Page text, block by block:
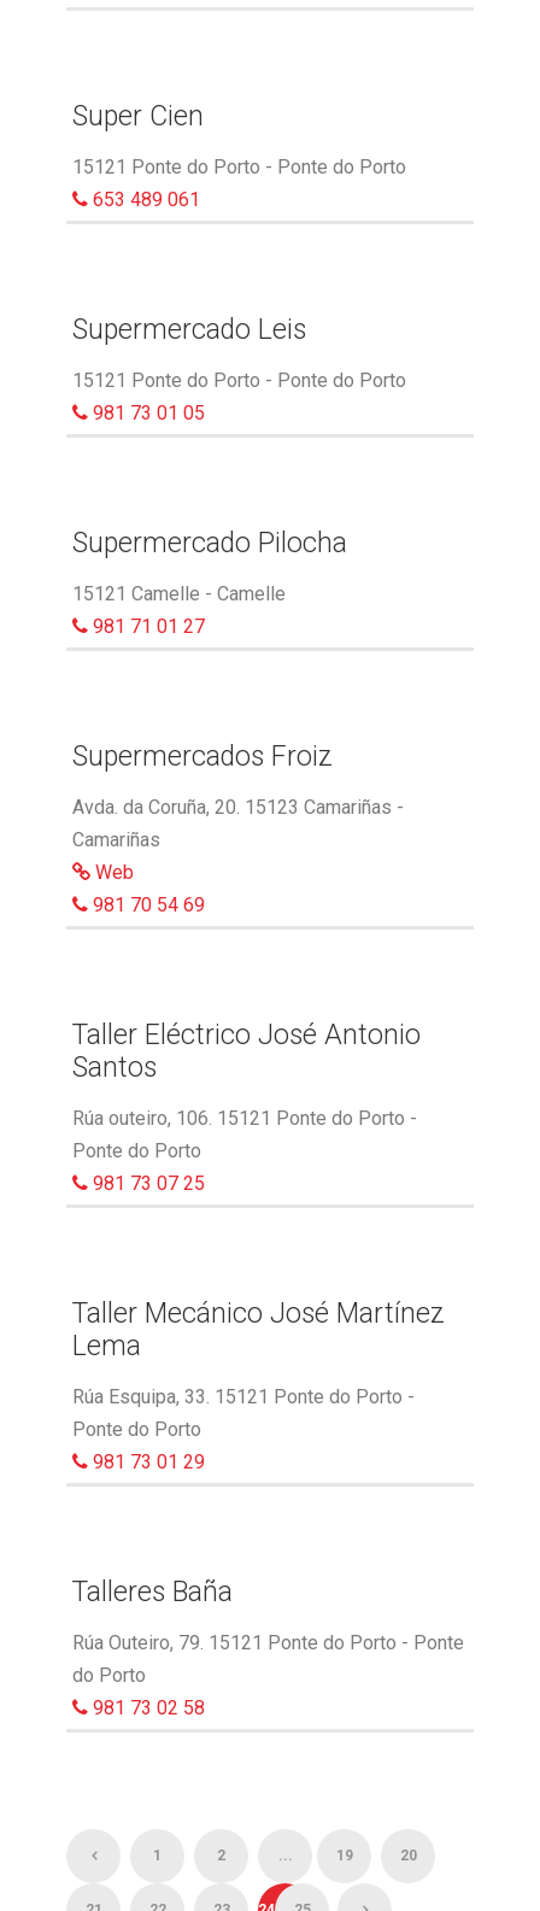
Super Cien
15121 Ponte do Porto - Ponte do Porto
653 489 061
Supermercado Leis
15121 Ponte do Porto - Ponte do Porto
981 73 01 05
Supermercado Pilocha
15121 Camelle - Camelle
981 71 01 27
Supermercados Froiz
Avda. da Coruña, 20. 15123 Camariñas -
Camariñas
Web
981 70 54 69
Taller Eléctrico José Antonio
Santos
Rúa outeiro, 106. 15121 Ponte do Porto -
Ponte do Porto
981 73 07 25
Taller Mecánico José Martínez
Lema
Rúa Esquipa, 33. 15121 Ponte do Porto -
Ponte do Porto
981 73 01 29
Talleres Baña
Rúa Outeiro, 79. 15121 Ponte do Porto - Ponte
do Porto
981 73 02 58
1 2 ... 19 20